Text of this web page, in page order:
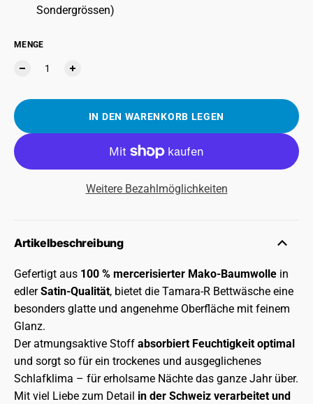
Sondergrössen)
MENGE
IN DEN WARENKORB LEGEN
Weitere Bezahlmöglichkeiten
Artikelbeschreibung
Gefertigt aus 100 % mercerisierter Mako-Baumwolle in
edlerSatin-Qualität, bietet die Tamara-R Bettwäsche eine
besonders glatte und angenehme Oberfläche mit feinem
Glanz.
Der atmungsaktive Stoff absorbiert Feuchtigkeit optimal
und sorgt so für ein trockenes und ausgeglichenes
Schlafklima – für erholsame Nächte das ganze Jahr über.
Mit viel Liebe zum Detail in der Schweiz verarbeitet und